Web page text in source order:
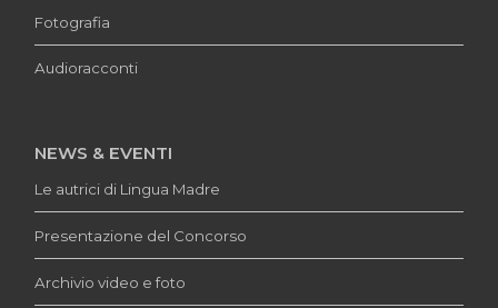
Fotografia
Audioracconti
NEWS & EVENTI
Le autrici di Lingua Madre
Presentazione del Concorso
Archivio video e foto